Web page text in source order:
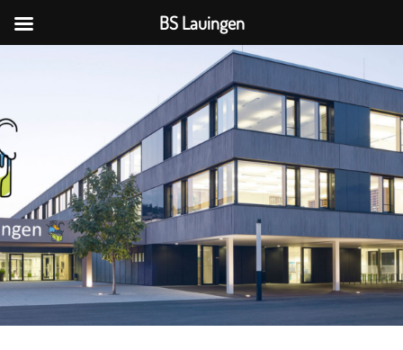
BS
BS Lauingen